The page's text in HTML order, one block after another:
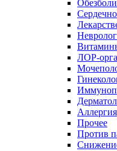
ЛОР-
Аллергия
Прочее
Против